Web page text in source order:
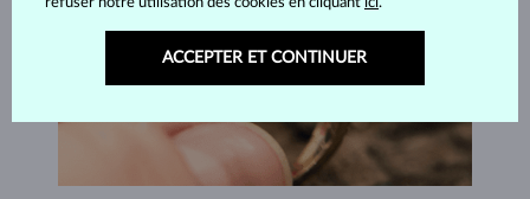
ACCEPTER ET CONTINUER